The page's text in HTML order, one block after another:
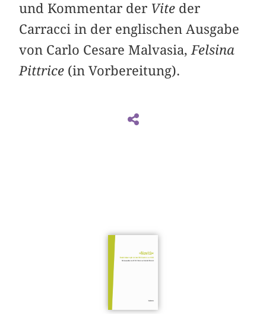
und Kommentar der Vite der
Carracci in der englischen Ausgabe
von Carlo Cesare Malvasia,Felsina
Pittrice (in Vorbereitung).